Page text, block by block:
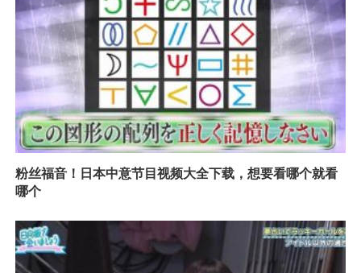
粉丝福音！日本中意节目视频大全下载，想要看哪个就看
哪个